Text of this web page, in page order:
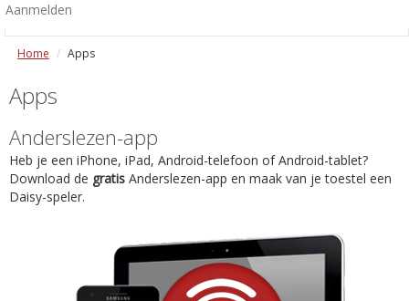
Aanmelden
Home Apps
Apps
Anderslezen-app
Heb je een iPhone, iPad, Android-telefoon of Android-tablet?
Download de gratis Anderslezen-app en maak van je toestel een
Daisy-speler.